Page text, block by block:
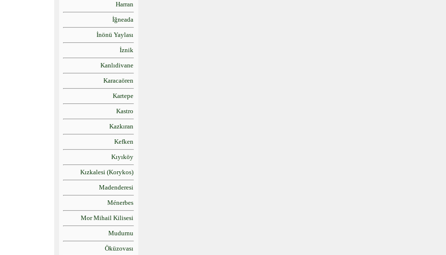
Harran
İğneada
İnönü Yaylası
İznik
Kanlıdivane
Karacaören
Kartepe
Kastro
Kazkıran
Kefken
Kıyıköy
Kızkalesi (Korykos)
Madenderesi
Ménerbes
Mor Mihail Kilisesi
Mudurnu
Öküzovası